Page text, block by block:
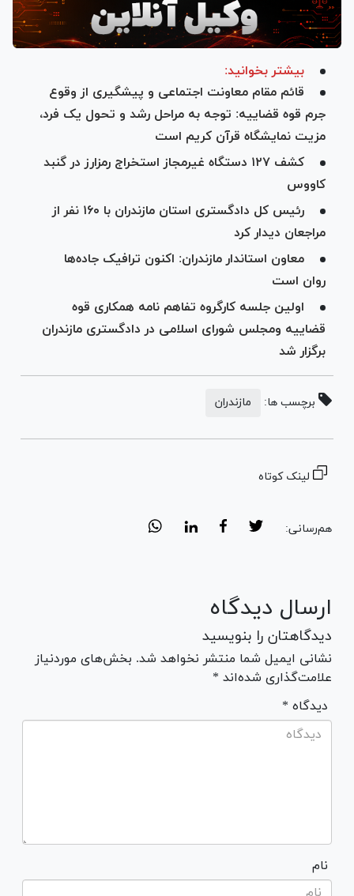
بیشتر بخوانید:
قائم مقام معاونت اجتماعی و پیشگیری از وقوع
جرم قوه قضاییه: توجه به مراحل رشد و تحول یک فرد،
مزیت نمایشگاه قرآن کریم است
کشف ۱۲۷ دستگاه غیرمجاز استخراج رمزارز در گنبد
کاووس
رئیس کل دادگستری استان مازندران با ۱۶۰ نفر از
مراجعان دیدار کرد
معاون استاندار مازندران: اکنون ترافیک جاده‌ها
روان است
اولين جلسه كارگروه تفاهم نامه همكاری قوه
قضایيه ومجلس شورای اسلامی در دادگستری مازندران
برگزار شد
برچسب ها: مازندران
لینک کوتاه
هم‌رسانی:
ارسال دیدگاه
دیدگاهتان را بنویسید
نشانی ایمیل شما منتشر نخواهد شد. بخش‌های موردنیاز
علامت‌گذاری شده‌اند *
* دیدگاه
نام